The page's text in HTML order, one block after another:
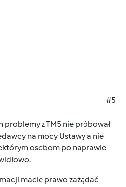
#5
problemy z TM5 nie próbował
na mocy Ustawy a nie
osobom po naprawie
macie prawo zażądać